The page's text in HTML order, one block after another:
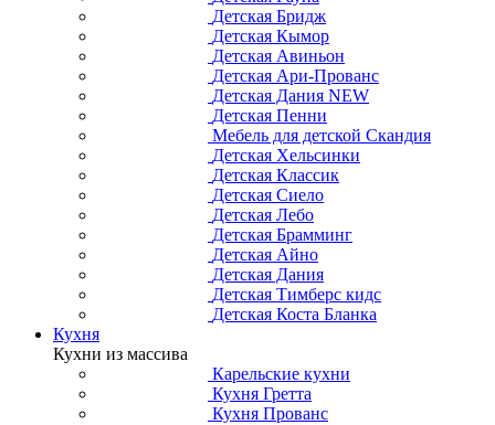
Детская Бридж
Детская Кымор
Детская Авиньон
Детская Ари-Прованс
Детская Дания NEW
Детская Пенни
Мебель для детской Скандия
Детская Хельсинки
Детская Классик
Детская Сиело
Детская Лебо
Детская Брамминг
Детская Айно
Детская Дания
Детская Тимберс кидс
Детская Коста Бланка
Кухня
Кухни из массива
Карельские кухни
Кухня Гретта
Кухня Прованс